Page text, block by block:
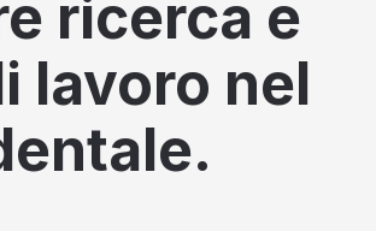
ricerca e
lavoro nel